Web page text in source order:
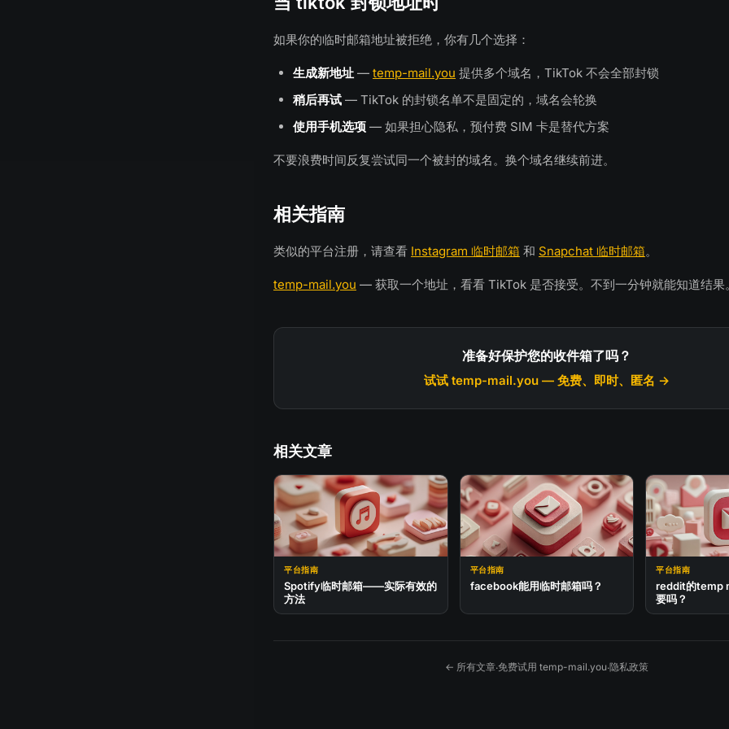
如果你的临时邮箱地址被拒绝，你有几个选择：
生成新地址 — temp-mail.you 提供多个域名，TikTok 不会全部封锁
稍后再试 — TikTok 的封锁名单不是固定的，域名会轮换
使用手机选项 — 如果担心隐私，预付费 SIM 卡是替代方案
不要浪费时间反复尝试同一个被封的域名。换个域名继续前进。
相关指南
类似的平台注册，请查看 Instagram 临时邮箱 和 Snapchat 临时邮箱。
temp-mail.you — 获取一个地址，看看 TikTok 是否接受。不到一分钟就能知道结果
准备好保护您的收件箱了吗？
试试 temp-mail.you — 免费、即时、匿名 →
相关文章
平台指南
Spotify临时邮箱——实际有效的
方法
平台指南
facebook能用临时邮箱吗？
平台指南
reddit的temp
要吗？
← 所有文章·免费试用 temp-mail.you·隐私政策